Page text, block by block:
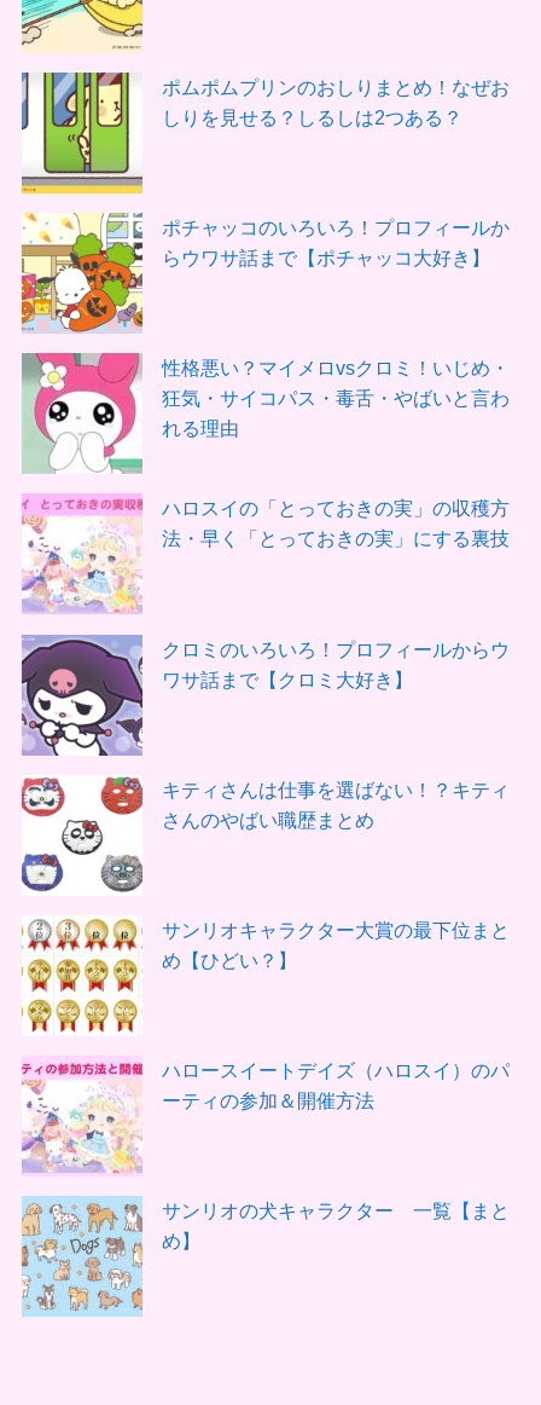
ポムポムプリンのおしりまとめ！なぜお
しりを見せる？しるしは2つある？
ポチャッコのいろいろ！プロフィールか
らウワサ話まで【ポチャッコ大好き】
性格悪い？マイメロvsクロミ！いじめ・
狂気・サイコパス・毒舌・やばいと言わ
れる理由
ハロスイの「とっておきの実」の収穫方
法・早く「とっておきの実」にする裏技
クロミのいろいろ！プロフィールからウ
ワサ話まで【クロミ大好き】
キティさんは仕事を選ばない！？キティ
さんのやばい職歴まとめ
サンリオキャラクター大賞の最下位まと
め【ひどい？】
ハロースイートデイズ（ハロスイ）のパ
ーティの参加＆開催方法
サンリオの犬キャラクター 一覧【まと
め】